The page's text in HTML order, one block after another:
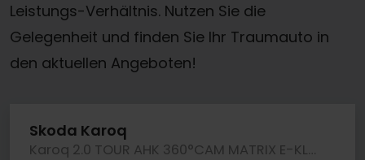
Leistungs-Verhältnis. Nutzen Sie die
Gelegenheit und finden Sie Ihr Traumauto in
den aktuellen Angeboten!
Skoda Karoq
Karoq 2.0 TOUR AHK 360°CAM MATRIX E-KLAPPE NAVI